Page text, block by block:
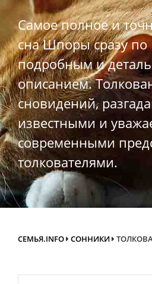
Самое полное и
сна Шпоры сразу по
подробным и
описанием.
сновидений,
известными и
современными
толкователями.
СЕМЬЯ.INFO СОННИКИ